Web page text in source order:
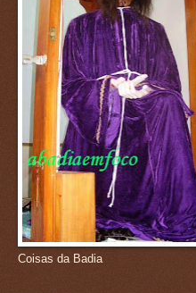
Coisas da Badia